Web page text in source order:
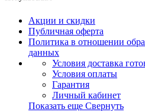
Акции и скидки
Публичная оферта
Политика в отношении
данных
Условия доставка
Условия оплаты
Гарантия
Личный кабинет
Показать еще Свернуть